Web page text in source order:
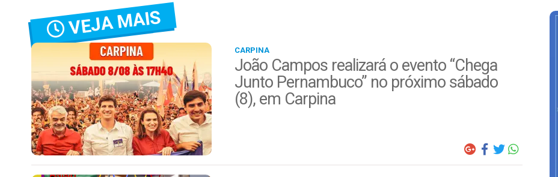
VEJA MAIS
CARPINA
João Campos realizará o evento “Chega
Junto Pernambuco” no próximo sábado
(8), em Carpina